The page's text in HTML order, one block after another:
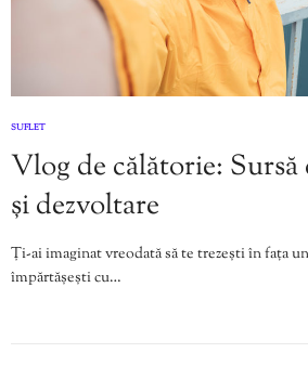
SUFLET
Vlog de călătorie: Sursă
și dezvoltare
Ți-ai imaginat vreodată să te trezești în fața
împărtășești cu…